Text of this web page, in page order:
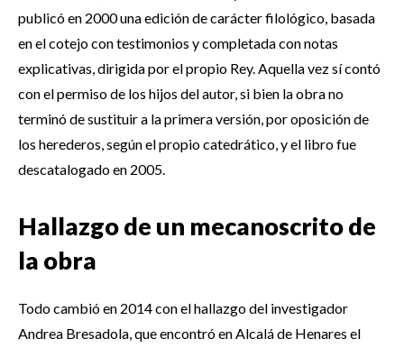
publicó en 2000 una edición de carácter filológico, basada
en el cotejo con testimonios y completada con notas
explicativas, dirigida por el propio Rey. Aquella vez sí contó
con el permiso de los hijos del autor, si bien la obra no
terminó de sustituir a la primera versión, por oposición de
los herederos, según el propio catedrático, y el libro fue
descatalogado en 2005.
Hallazgo de un mecanoscrito de
la obra
Todo cambió en 2014 con el hallazgo del investigador
Andrea Bresadola, que encontró en Alcalá de Henares el